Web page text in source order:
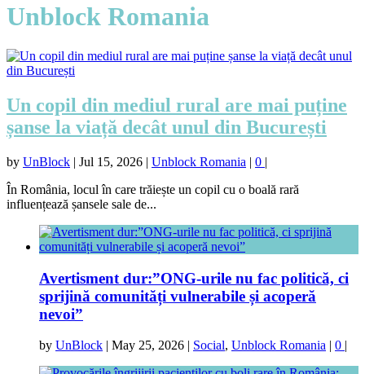
Unblock Romania
Un copil din mediul rural are mai puține
șanse la viață decât unul din București
by UnBlock | Jul 15, 2026 | Unblock Romania | 0 |
În România, locul în care trăiește un copil cu o boală rară
influențează șansele sale de...
Avertisment dur:”ONG-urile nu fac politică, ci
sprijină comunități vulnerabile și acoperă
nevoi”
by UnBlock | May 25, 2026 | Social, Unblock Romania | 0 |